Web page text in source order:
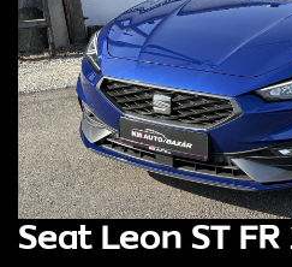
Seat Leon ST